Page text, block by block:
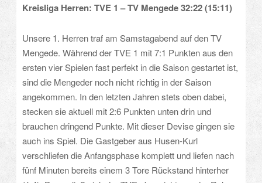
Kreisliga Herren: TVE 1 – TV Mengede 32:22 (15:11)
Unsere 1. Herren traf am Samstagabend auf den TV
Mengede. Während der TVE 1 mit 7:1 Punkten aus den
ersten vier Spielen fast perfekt in die Saison gestartet ist,
sind die Mengeder noch nicht richtig in der Saison
angekommen. In den letzten Jahren stets oben dabei,
stecken sie aktuell mit 2:6 Punkten unten drin und
brauchen dringend Punkte. Mit dieser Devise gingen sie
auch ins Spiel. Die Gastgeber aus Husen-Kurl
verschliefen die Anfangsphase komplett und liefen nach
fünf Minuten bereits einem 3 Tore Rückstand hinterher